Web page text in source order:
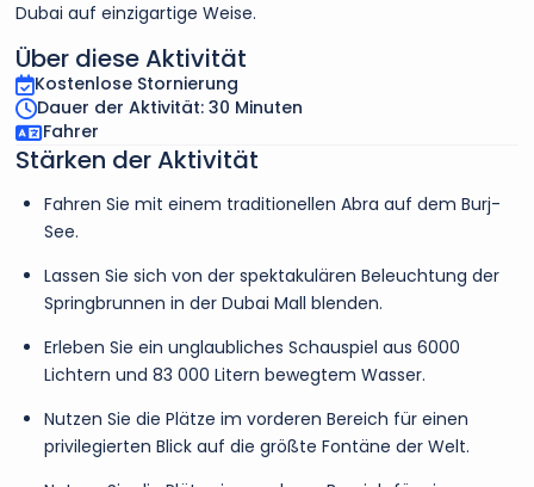
Dubai auf einzigartige Weise.
Über diese Aktivität
Kostenlose Stornierung
Dauer der Aktivität: 30 Minuten
Fahrer
Stärken der Aktivität
Fahren Sie mit einem traditionellen Abra auf dem Burj-
See.
Lassen Sie sich von der spektakulären Beleuchtung der
Springbrunnen in der Dubai Mall blenden.
Erleben Sie ein unglaubliches Schauspiel aus 6000
Lichtern und 83 000 Litern bewegtem Wasser.
Nutzen Sie die Plätze im vorderen Bereich für einen
privilegierten Blick auf die größte Fontäne der Welt.